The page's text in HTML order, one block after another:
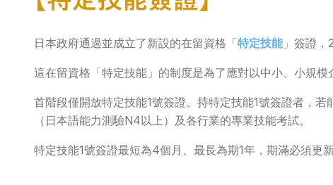
日本政府通過並成立了新設的在留資格「特定技能」簽證，
這在留資格「特定技能」的制度是為了應對以中小、小規
首階段僅開放特定技能1號簽證。持特定技能1號簽證者，
（日本語能力測驗N4以上）及各行業的專業技能考試。
特定技能1號簽證最短為4個月、最長為期1年，期滿必須更